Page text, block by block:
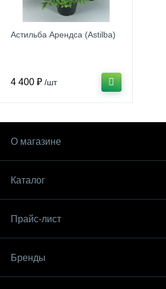
Астильба Арендса (Astilba)
4 400 ₽ /шт
О магазине
Каталог
Прайс-лист
Бренды